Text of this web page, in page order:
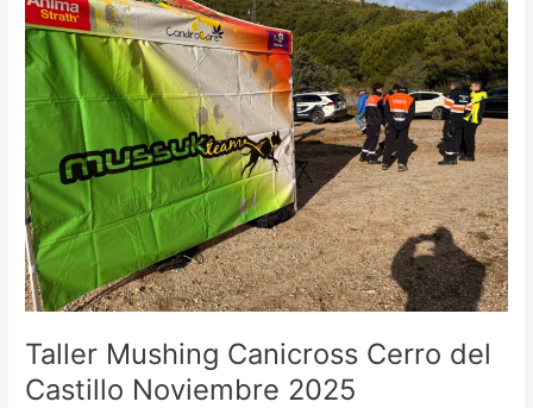
Taller Mushing Canicross Cerro del
Castillo Noviembre 2025
Canicross
Cerro
del
Castillo
Noviembre
2025